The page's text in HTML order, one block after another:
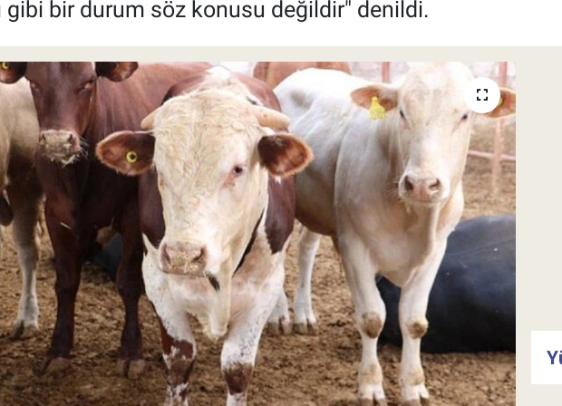
gibi bir durum söz konusu değildir" denildi.